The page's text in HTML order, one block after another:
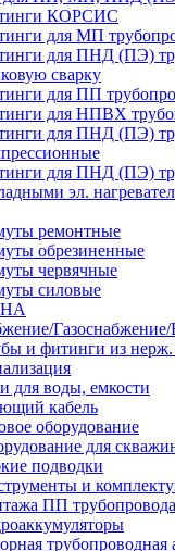
КОРСИС
для МП
для ПНД (ПЭ)
сварку
для ПП
для НПВХ
для ПНД (ПЭ)
для ПНД (ПЭ)
эл.
ремонтные
обрезиненные
червячные
силовые
и фитинги из нерж.
для воды, емкости
кабель
оборудование
для
подводки
и
ПП трубопровода
трубопроводная